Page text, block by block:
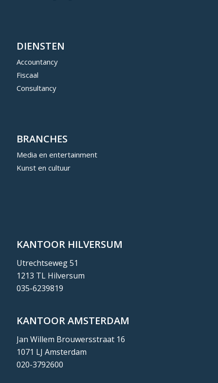
DIENSTEN
Accountancy
Fiscaal
Consultancy
BRANCHES
Media en entertainment
Kunst en cultuur
KANTOOR HILVERSUM
Utrechtseweg 51
1213 TL Hilversum
035-6239819
KANTOOR AMSTERDAM
Jan Willem Brouwersstraat 16
1071 LJ Amsterdam
020-3792600